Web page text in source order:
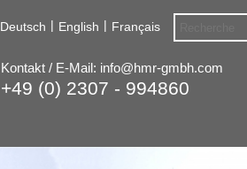
Deutsch | English | Français
Kontakt / E-Mail: info@hmr-gmbh.com
+49 (0) 2307 - 994860